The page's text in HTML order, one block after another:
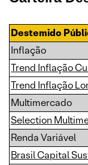
Destemido
Inflação
Trend Inflação
Trend Inflação
Multimercado
Selection
Renda Variável
Brasil Capital